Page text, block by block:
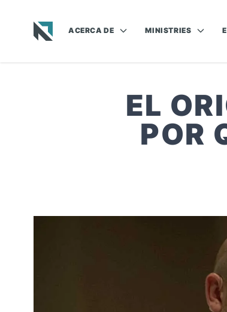
ACERCA DE MINISTRIES
EL
POR